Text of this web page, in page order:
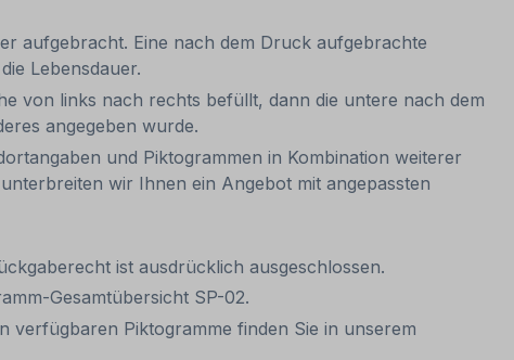
aufgebracht. Eine nach dem Druck aufgebrachte
Lebensdauer.
von links nach rechts befüllt, dann die untere nach dem
angegeben wurde.
und Piktogrammen in Kombination weiterer
wir Ihnen ein Angebot mit angepassten
ist ausdrücklich ausgeschlossen.
Gesamtübersicht SP-02.
verfügbaren Piktogramme finden Sie in unserem